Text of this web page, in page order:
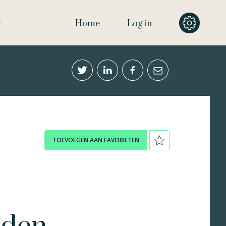
Home Log in
TOEVOEGEN AAN FAVORIETEN